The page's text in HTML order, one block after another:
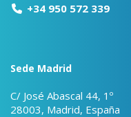
+34 950 572 339
Sede Madrid
C/ José Abascal 44, 1º
28003, Madrid, España